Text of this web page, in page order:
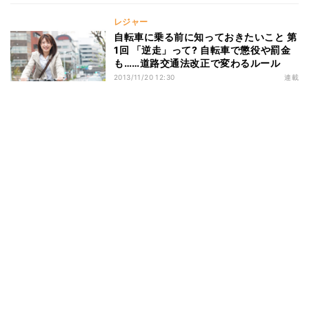
レジャー
自転車に乗る前に知っておきたいこと 第
1回 「逆走」って? 自転車で懲役や罰金
も……道路交通法改正で変わるルール
2013/11/20 12:30 連載